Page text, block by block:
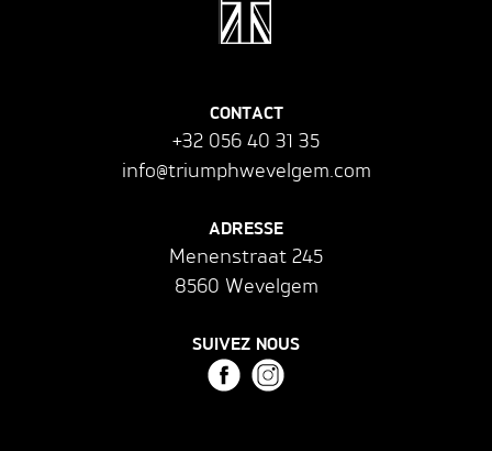
CONTACT
+32 056 40 31 35
info@triumphwevelgem.com
ADRESSE
Menenstraat 245
8560 Wevelgem
SUIVEZ NOUS